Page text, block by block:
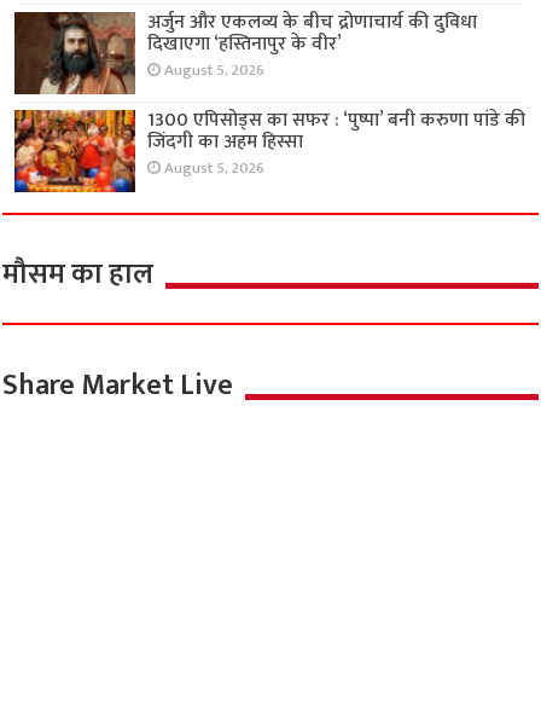
अर्जुन और एकलव्य के बीच द्रोणाचार्य की दुविधा
दिखाएगा ‘हस्तिनापुर के वीर’
August 5, 2026
1300 एपिसोड्स का सफर : ‘पुष्पा’ बनी करुणा पांडे की
जिंदगी का अहम हिस्सा
August 5, 2026
मौसम का हाल
Share Market Live